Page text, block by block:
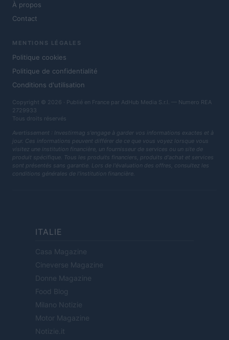
À propos
Contact
MENTIONS LÉGALES
Politique cookies
Politique de confidentialité
Conditions d'utilisation
Copyright © 2026 · Publié en France par AdHub Media S.r.l. — Numero REA
2729933
Tous droits réservés
Avertissement : Investirmag s'engage à garder vos informations exactes et à
jour. Ces informations peuvent différer de ce que vous voyez lorsque vous
visitez une institution financière, un fournisseur de services ou un site de
produit spécifique. Tous les produits financiers, produits d'achat et services
sont présentés sans garantie. Lors de l'évaluation des offres, consultez les
conditions générales de l'institution financière.
ITALIE
Casa Magazine
Cineverse Magazine
Donne Magazine
Food Blog
Milano Notizie
Motor Magazine
Notizie.it